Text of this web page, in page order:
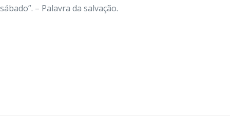
sábado”. – Palavra da salvação.